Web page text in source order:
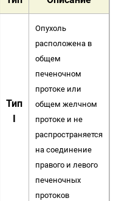
Тип
I
Опухоль
расположена в
общем
печеночном
протоке или
общем желчном
протоке и не
распространяется
на соединение
правого и левого
печеночных
протоков